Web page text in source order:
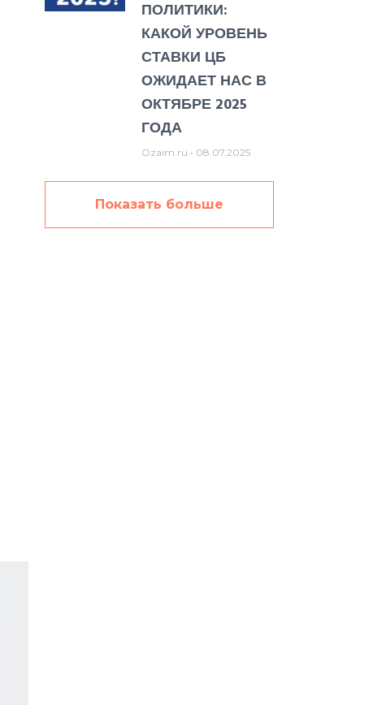
ПОЛИТИКИ:
КАКОЙ УРОВЕНЬ
СТАВКИ ЦБ
ОЖИДАЕТ НАС В
ОКТЯБРЕ 2025
ГОДА
Ozaim.ru 08.07.2025
Показать больше